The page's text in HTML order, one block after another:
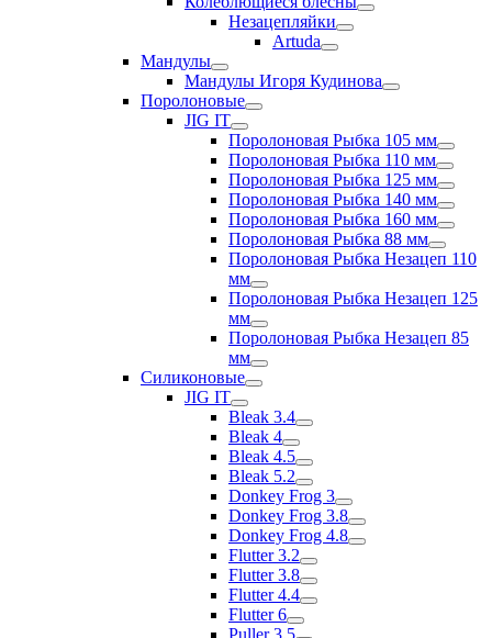
Незацепляйки
Artuda
Мандулы
Мандулы Игоря Кудинова
Поролоновые
JIG IT
Поролоновая Рыбка 105 мм
Поролоновая Рыбка 110 мм
Поролоновая Рыбка 125 мм
Поролоновая Рыбка 140 мм
Поролоновая Рыбка 160 мм
Поролоновая Рыбка 88 мм
Поролоновая Рыбка Незацеп 110
мм
Поролоновая Рыбка Незацеп 125
мм
Поролоновая Рыбка Незацеп 85
мм
Силиконовые
JIG IT
Bleak 3.4
Bleak 4
Bleak 4.5
Bleak 5.2
Donkey Frog 3
Donkey Frog 3.8
Donkey Frog 4.8
Flutter 3.2
Flutter 3.8
Flutter 4.4
Flutter 6